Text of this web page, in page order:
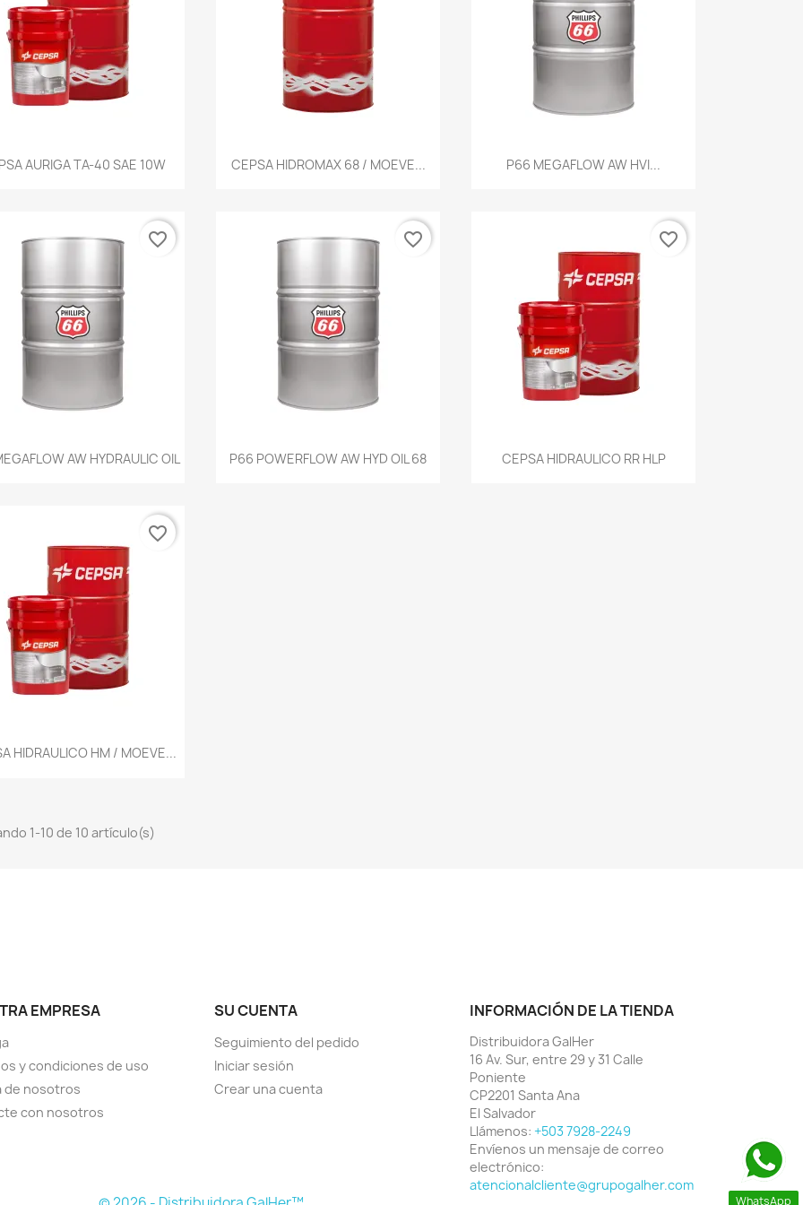
Vista rápida
AURIGA TA-40 SAE 10W Vista rápida
CEPSA HIDROMAX 68 / MOEVE... Vista rápida
P66 MEGAFLOW AW HVI...
Vista rápida
AW HYDRAULIC OIL
favorite_border
Vista rápida
P66 POWERFLOW AW HYD OIL 68
favorite_border
Vista rápida
CEPSA HIDRAULICO RR HLP
favorite_border
Vista rápida
HIDRAULICO HM / MOEVE...
favorite_border
1-10 de 10 artículo(s)
EMPRESA
y condiciones de uso
de nosotros
con nosotros
SU CUENTA
Seguimiento del pedido
Iniciar sesión
Crear una cuenta
INFORMACIÓN DE LA TIENDA
Distribuidora GalHer
16 Av. Sur, entre 29 y 31 Calle
Poniente
CP2201 Santa Ana
El Salvador
Llámenos: +503 7928-2249
Envíenos un mensaje de correo
electrónico:
atencionalcliente@grupogalher.com
WhatsApp